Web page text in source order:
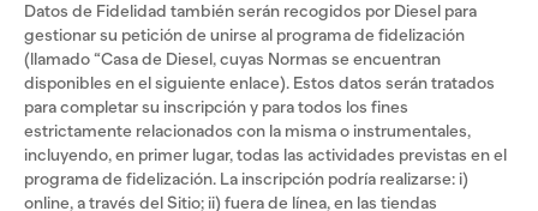
Datos de Fidelidad también serán recogidos por Diesel para
gestionar su petición de unirse al programa de fidelización
(llamado “Casa de Diesel, cuyas Normas se encuentran
disponibles en el siguiente enlace). Estos datos serán tratados
para completar su inscripción y para todos los fines
estrictamente relacionados con la misma o instrumentales,
incluyendo, en primer lugar, todas las actividades previstas en el
programa de fidelización. La inscripción podría realizarse: i)
online, a través del Sitio; ii) fuera de línea, en las tiendas